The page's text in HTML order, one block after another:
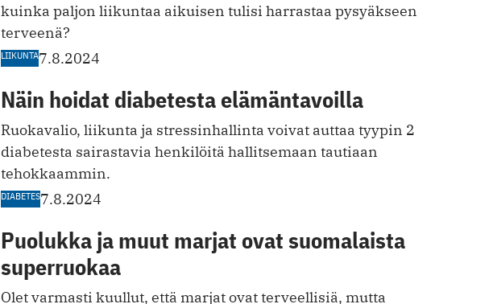
kuinka paljon liikuntaa aikuisen tulisi harrastaa pysyäkseen
terveenä?
LIIKUNTA7.8.2024
Näin hoidat diabetesta elämäntavoilla
Ruokavalio, liikunta ja stressinhallinta voivat auttaa tyypin 2
diabetesta sairastavia henkilöitä hallitsemaan tautiaan
tehokkaammin.
DIABETES7.8.2024
Puolukka ja muut marjat ovat suomalaista
superruokaa
Olet varmasti kuullut, että marjat ovat terveellisiä, mutta